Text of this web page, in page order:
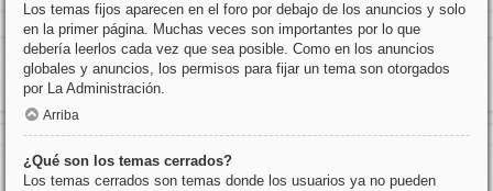
Los temas fijos aparecen en el foro por debajo de los anuncios y solo
en la primer página. Muchas veces son importantes por lo que
debería leerlos cada vez que sea posible. Como en los anuncios
globales y anuncios, los permisos para fijar un tema son otorgados
por La Administración.
Arriba
¿Qué son los temas cerrados?
Los temas cerrados son temas donde los usuarios ya no pueden